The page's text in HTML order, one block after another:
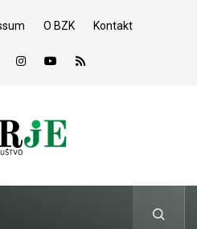
O BZK Kontakt